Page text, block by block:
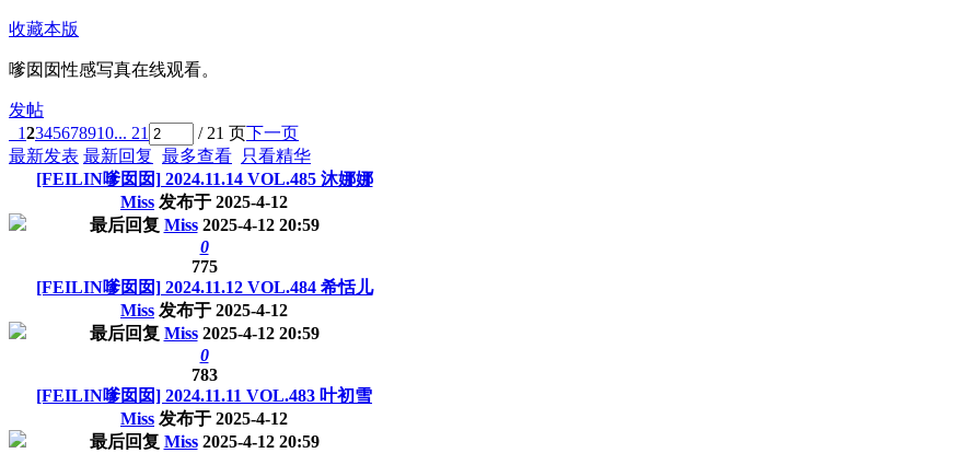
收藏本版
嗲囡囡性感写真在线观看。
发帖
12345678910... 21 / 21 页下一页
最新发表 最新回复 最多查看 只看精华
[FEILIN嗲囡囡] 2024.11.14 VOL.485 沐娜娜
Miss 发布于 2025-4-12
最后回复 Miss 2025-4-12 20:59
0
775
[FEILIN嗲囡囡] 2024.11.12 VOL.484 希恬儿
Miss 发布于 2025-4-12
最后回复 Miss 2025-4-12 20:59
0
783
[FEILIN嗲囡囡] 2024.11.11 VOL.483 叶初雪
Miss 发布于 2025-4-12
最后回复 Miss 2025-4-12 20:59